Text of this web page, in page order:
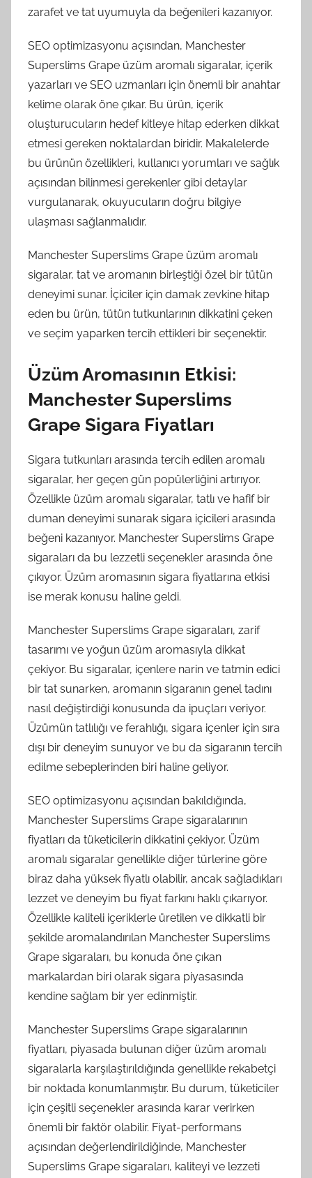
zarafet ve tat uyumuyla da beğenileri kazanıyor.
SEO optimizasyonu açısından, Manchester
Superslims Grape üzüm aromalı sigaralar, içerik
yazarları ve SEO uzmanları için önemli bir anahtar
kelime olarak öne çıkar. Bu ürün, içerik
oluşturucuların hedef kitleye hitap ederken dikkat
etmesi gereken noktalardan biridir. Makalelerde
bu ürünün özellikleri, kullanıcı yorumları ve sağlık
açısından bilinmesi gerekenler gibi detaylar
vurgulanarak, okuyucuların doğru bilgiye
ulaşması sağlanmalıdır.
Manchester Superslims Grape üzüm aromalı
sigaralar, tat ve aromanın birleştiği özel bir tütün
deneyimi sunar. İçiciler için damak zevkine hitap
eden bu ürün, tütün tutkunlarının dikkatini çeken
ve seçim yaparken tercih ettikleri bir seçenektir.
Üzüm Aromasının Etkisi:
Manchester Superslims
Grape Sigara Fiyatları
Sigara tutkunları arasında tercih edilen aromalı
sigaralar, her geçen gün popülerliğini artırıyor.
Özellikle üzüm aromalı sigaralar, tatlı ve hafif bir
duman deneyimi sunarak sigara içicileri arasında
beğeni kazanıyor. Manchester Superslims Grape
sigaraları da bu lezzetli seçenekler arasında öne
çıkıyor. Üzüm aromasının sigara fiyatlarına etkisi
ise merak konusu haline geldi.
Manchester Superslims Grape sigaraları, zarif
tasarımı ve yoğun üzüm aromasıyla dikkat
çekiyor. Bu sigaralar, içenlere narin ve tatmin edici
bir tat sunarken, aromanın sigaranın genel tadını
nasıl değiştirdiği konusunda da ipuçları veriyor.
Üzümün tatlılığı ve ferahlığı, sigara içenler için sıra
dışı bir deneyim sunuyor ve bu da sigaranın tercih
edilme sebeplerinden biri haline geliyor.
SEO optimizasyonu açısından bakıldığında,
Manchester Superslims Grape sigaralarının
fiyatları da tüketicilerin dikkatini çekiyor. Üzüm
aromalı sigaralar genellikle diğer türlerine göre
biraz daha yüksek fiyatlı olabilir, ancak sağladıkları
lezzet ve deneyim bu fiyat farkını haklı çıkarıyor.
Özellikle kaliteli içeriklerle üretilen ve dikkatli bir
şekilde aromalandırılan Manchester Superslims
Grape sigaraları, bu konuda öne çıkan
markalardan biri olarak sigara piyasasında
kendine sağlam bir yer edinmiştir.
Manchester Superslims Grape sigaralarının
fiyatları, piyasada bulunan diğer üzüm aromalı
sigaralarla karşılaştırıldığında genellikle rekabetçi
bir noktada konumlanmıştır. Bu durum, tüketiciler
için çeşitli seçenekler arasında karar verirken
önemli bir faktör olabilir. Fiyat-performans
açısından değerlendirildiğinde, Manchester
Superslims Grape sigaraları, kaliteyi ve lezzeti